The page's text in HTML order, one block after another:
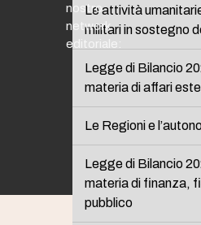
Le attività
militari in sostegno
Legge di Bilancio
materia di affari
Le Regioni e
Legge di Bilancio
materia di finanza,
pubblico
nostro
network
editoriale: